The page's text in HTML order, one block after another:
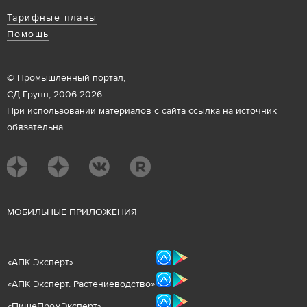
Тарифные планы
Помощь
© Промышленный портал,
СД Групп, 2006-2026.
При использовании материалов с сайта ссылка на источник
обязательна.
МОБИЛЬНЫЕ ПРИЛОЖЕНИЯ
«АПК Эксперт»
«АПК Эксперт. Растениеводство»